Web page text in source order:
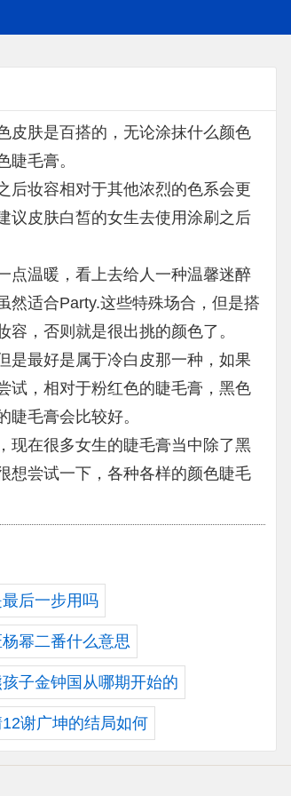
皮肤是百搭的，无论涂抹什么颜色
毛膏。
后妆容相对于其他浓烈的色系会更
议皮肤白皙的女生去使用涂刷之后
点温暖，看上去给人一种温馨迷醉
然适合Party.这些特殊场合，但是搭
，否则就是很出挑的颜色了。
是最好是属于冷白皮那一种，如果
试，相对于粉红色的睫毛膏，黑色
毛膏会比较好。
现在很多女生的睫毛膏当中除了黑
想尝试一下，各种各样的颜色睫毛
后一步用吗
杨幂二番什么意思
子金钟国从哪期开始的
谢广坤的结局如何